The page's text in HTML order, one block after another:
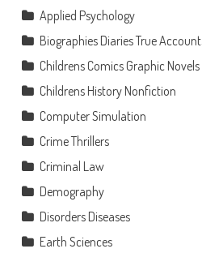
Applied Psychology
Biographies Diaries True
Childrens Comics Graphic Novels
Childrens History Nonfiction
Computer Simulation
Crime Thrillers
Criminal Law
Demography
Disorders Diseases
Earth Sciences